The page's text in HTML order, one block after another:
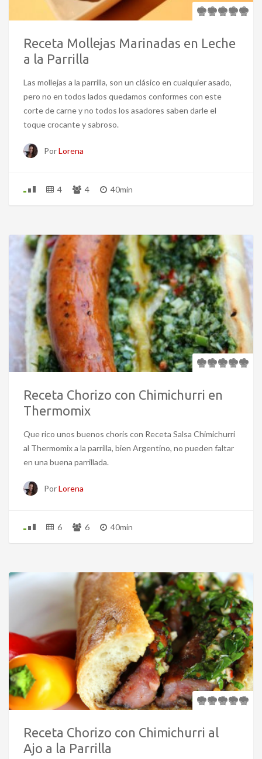
Receta Mollejas Marinadas en Leche
a la Parrilla
Las mollejas a la parrilla, son un clásico en cualquier asado,
pero no en todos lados quedamos conformes con este
corte de carne y no todos los asadores saben darle el
toque crocante y sabroso.
PorLorena
4 4 40min
Receta Chorizo con Chimichurri en
Thermomix
Que rico unos buenos choris con Receta Salsa Chimichurri
al Thermomix a la parrilla, bien Argentino, no pueden faltar
en una buena parrillada.
PorLorena
6 6 40min
Receta Chorizo con Chimichurri al
Ajo a la Parrilla